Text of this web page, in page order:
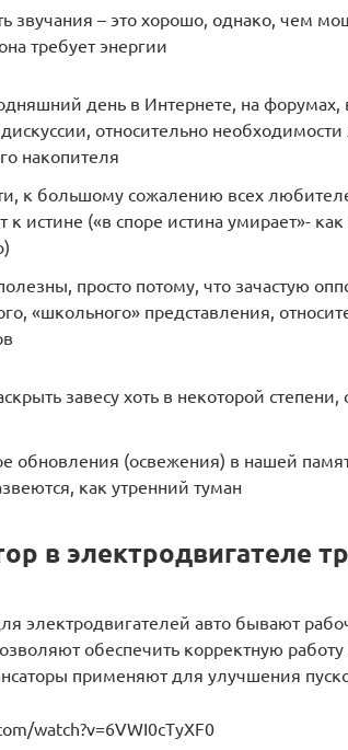
звучания – это хорошо, однако, чем
требует энергии
день в Интернете, на форумах,
относительно
накопителя
к большому сожалению всех
к истине («в споре истина умирает»-
просто потому, что зачастую
«школьного» представления,
завесу хоть в некоторой
обновления (освежения) в нашей
как утренний туман
в электродвигателе
электродвигателей авто бывают
обеспечить корректную
применяют для улучшения
watch?v=6VWI0cTyXF0